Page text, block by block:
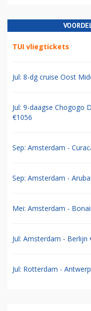
TUI vliegtickets
Jul: 8-dg cruise Oost
Jul: 9-daagse Chogogo
€1056
Sep: Amsterdam -
Sep: Amsterdam -
Mei: Amsterdam -
Jul: Amsterdam - Berlijn
Jul: Rotterdam -